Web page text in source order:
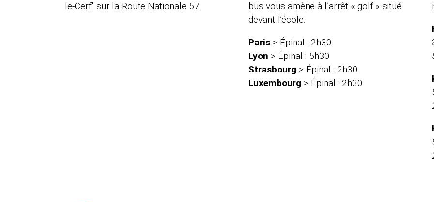
le-Cerf" sur la Route Nationale 57.
bus vous amène à l’arrêt « golf » situé
devant l’école.
Paris> Épinal : 2h30
Lyon > Épinal : 5h30
Strasbourg > Épinal : 2h30
Luxembourg > Épinal : 2h30